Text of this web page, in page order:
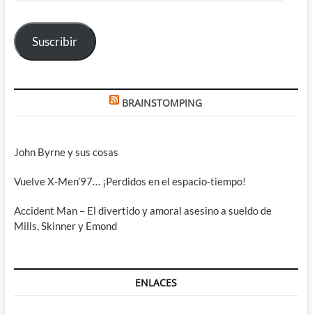
electrónico
Suscribir
BRAINSTOMPING
John Byrne y sus cosas
Vuelve X-Men’97… ¡Perdidos en el espacio-tiempo!
Accident Man – El divertido y amoral asesino a sueldo de
Mills, Skinner y Emond
ENLACES